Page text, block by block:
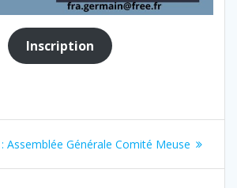
Inscription
Article
Assemblée Générale Comité Meuse